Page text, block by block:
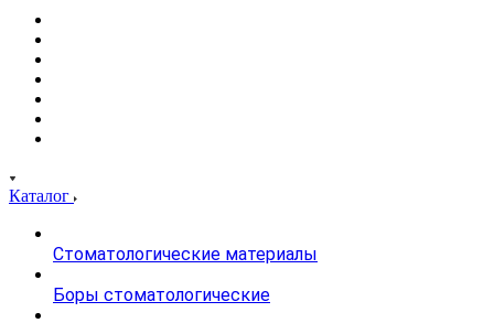
Каталог
Стоматологические материалы
Боры стоматологические